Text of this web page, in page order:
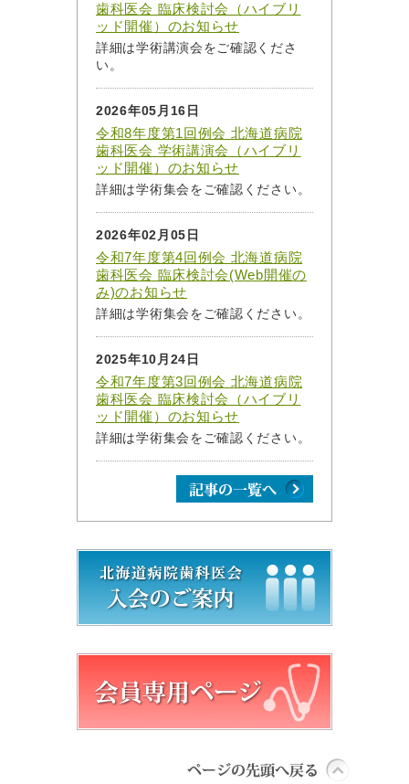
歯科医会 臨床検討会（ハイブリ
ッド開催）のお知らせ
詳細は学術講演会をご確認くださ
い。
2026年05月16日
令和8年度第1回例会 北海道病院
歯科医会 学術講演会（ハイブリ
ッド開催）のお知らせ
詳細は学術集会をご確認ください。
2026年02月05日
令和7年度第4回例会 北海道病院
歯科医会 臨床検討会(Web開催の
み)のお知らせ
詳細は学術集会をご確認ください。
2025年10月24日
令和7年度第3回例会 北海道病院
歯科医会 臨床検討会（ハイブリ
ッド開催）のお知らせ
詳細は学術集会をご確認ください。